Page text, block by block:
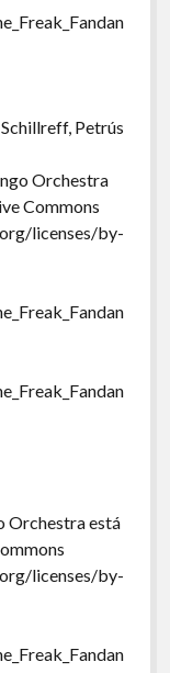
Petrús
Orchestra
Commons
licenses/by-
Orchestra está
licenses/by-